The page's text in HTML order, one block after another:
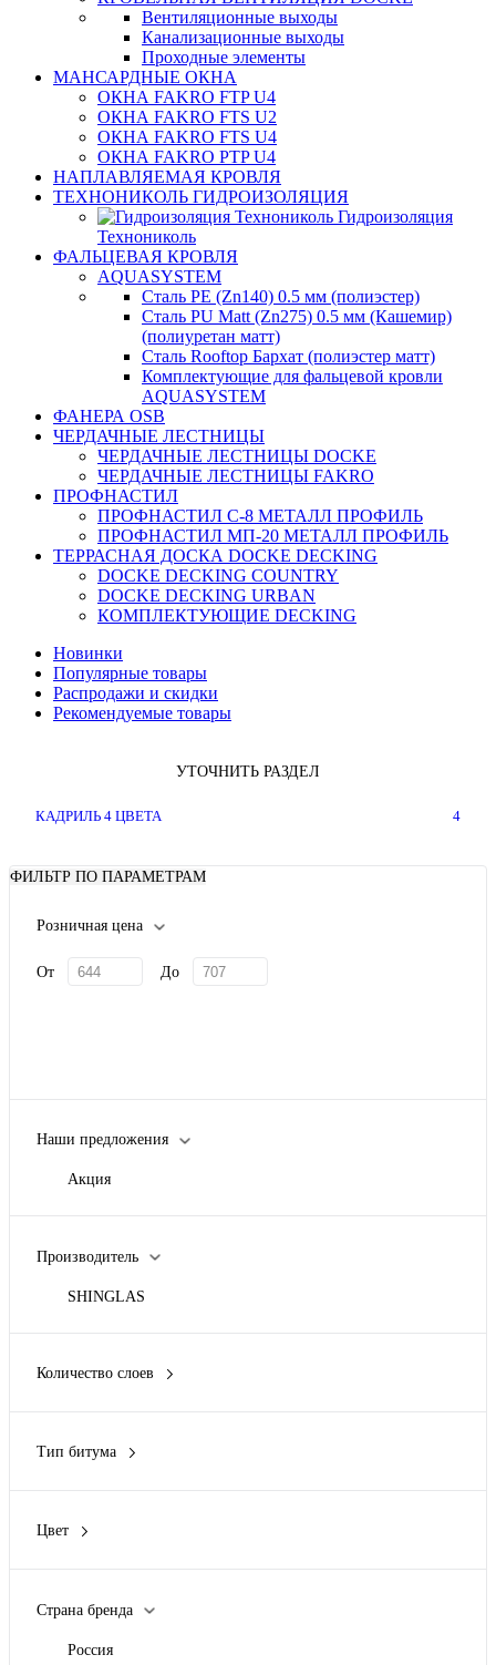
Вентиляционные выходы
Канализационные выходы
Проходные элементы
МАНСАРДНЫЕ ОКНА
ОКНА FAKRO FTP U4
ОКНА FAKRO FTS U2
ОКНА FAKRO FTS U4
ОКНА FAKRO PTP U4
НАПЛАВЛЯЕМАЯ КРОВЛЯ
ТЕХНОНИКОЛЬ ГИДРОИЗОЛЯЦИЯ
Гидроизоляция
Технониколь
ФАЛЬЦЕВАЯ КРОВЛЯ
AQUASYSTEM
Сталь PE (Zn140) 0.5 мм (полиэстер)
Сталь PU Matt (Zn275) 0.5 мм (Кашемир)
(полиуретан матт)
Сталь Rooftop Бархат (полиэстер матт)
Комплектующие для фальцевой кровли
AQUASYSTEM
ФАНЕРА OSB
ЧЕРДАЧНЫЕ ЛЕСТНИЦЫ
ЧЕРДАЧНЫЕ ЛЕСТНИЦЫ DOCKE
ЧЕРДАЧНЫЕ ЛЕСТНИЦЫ FAKRO
ПРОФНАСТИЛ
ПРОФНАСТИЛ C-8 МЕТАЛЛ ПРОФИЛЬ
ПРОФНАСТИЛ МП-20 МЕТАЛЛ ПРОФИЛЬ
ТЕРРАСНАЯ ДОСКА DOCKE DECKING
DOCKE DECKING COUNTRY
DOCKE DECKING URBAN
КОМПЛЕКТУЮЩИЕ DECKING
Новинки
Популярные товары
Распродажи и скидки
Рекомендуемые товары
УТОЧНИТЬ РАЗДЕЛ
КАДРИЛЬ 4 ЦВЕТА 4
ФИЛЬТР ПО ПАРАМЕТРАМ
Розничная цена
От До
Наши предложения
Акция
Производитель
SHINGLAS
Количество слоев
Тип битума
Цвет
Ольха
Финик
Страна бренда
Россия